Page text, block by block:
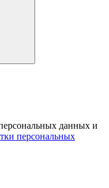
данных и
персональных